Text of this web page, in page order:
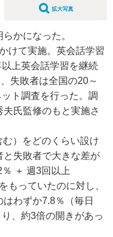
拡大写真
かになった。
けて実施。英会話学習
上英会話学習を継続
失敗者は全国の20～
ト調査を行った。調
氏監修のもと実施さ
）をどのくらい設け
失敗者で大きな差が
＋ 週3回以上
もっていたのに対し、
わずか7.8％（毎日
、約3倍の開きがあっ